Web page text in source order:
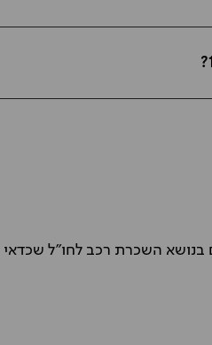
בנושא השכרת רכב לחו"ל שכדאי